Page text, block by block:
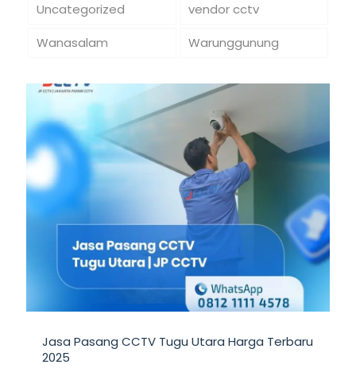
Uncategorized
vendor cctv
Wanasalam
Warunggunung
Jasa Pasang CCTV Tugu Utara Harga Terbaru
2025